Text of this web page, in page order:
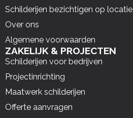
Schilderijen bezichtigen op locatie
Over ons
Algemene voorwaarden
ZAKELIJK & PROJECTEN
Schilderijen voor bedrijven
Projectinrichting
Maatwerk schilderijen
Offerte aanvragen